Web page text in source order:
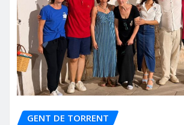
GENT DE TORRENT